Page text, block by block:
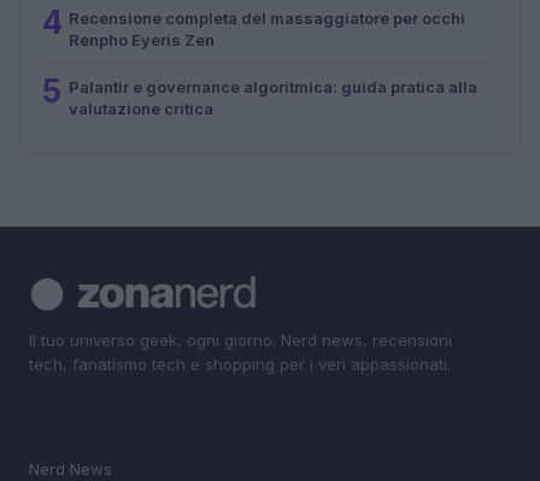
4 Recensione completa del massaggiatore per occhi
Renpho Eyeris Zen
5 Palantir e governance algoritmica: guida pratica alla
valutazione critica
Il tuo universo geek, ogni giorno. Nerd news, recensioni
tech, fanatismo tech e shopping per i veri appassionati.
Nerd News